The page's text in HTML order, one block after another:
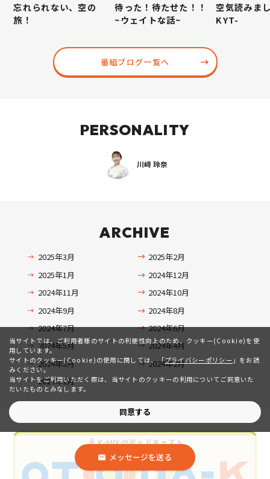
忘れられない、空の
旅！
待った！待たせた！！
~ウェイトな話~
空気読みま
KYT-
番組ブログ一覧へ
PERSONALITY
川﨑 玲奈
ARCHIVE
2025年3月
2025年2月
2025年1月
2024年12月
2024年11月
2024年10月
2024年9月
2024年8月
2024年7月
2024年6月
2024年5月
2024年4月
2024年3月
2024年2月
2024年1月
メッセージを送る
当サイトでは、ご利用者様のサイトの利便性向上のため、クッキー(Cookie)を使
用しています。
サイトのクッキー(Cookie)の使用に関しては、 「プライバシーポリシー 」をお読
みください。
当サイトをご利用いただく際は、当サイトのクッキーの利用についてご同意いた
だいたものとみなします。
同意する